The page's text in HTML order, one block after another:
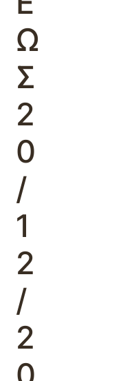
Ω
Σ
2
0
/
1
2
/
2